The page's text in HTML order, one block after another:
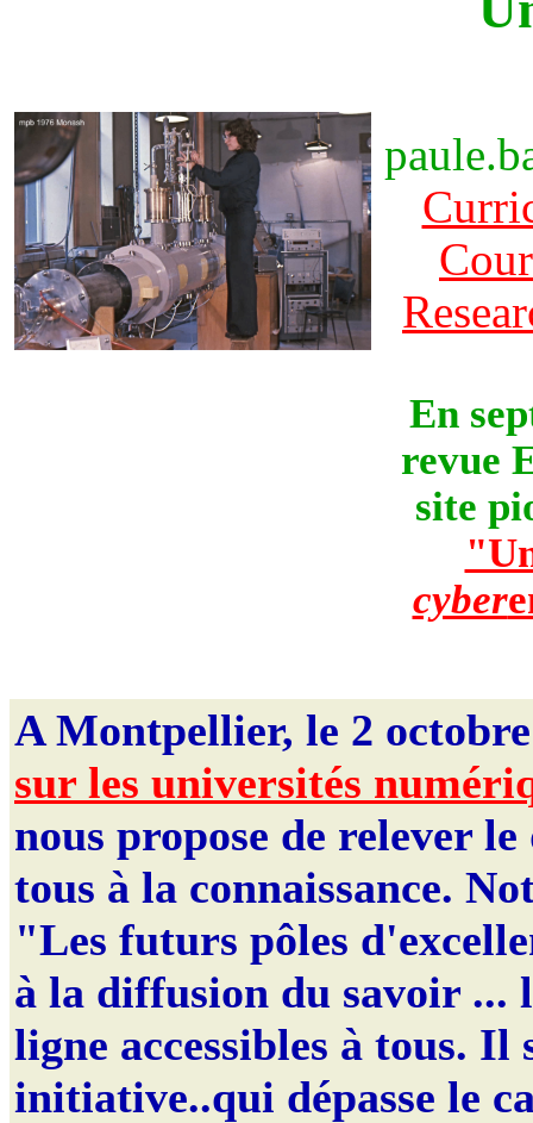
En
revue
site
cyber
A Montpellier, le 2
sur les universités
nous propose de relever
tous à la connaissance.
"Les futurs pôles
à la diffusion du savoir ...
ligne accessibles à tous.
initiative..qui dépasse le